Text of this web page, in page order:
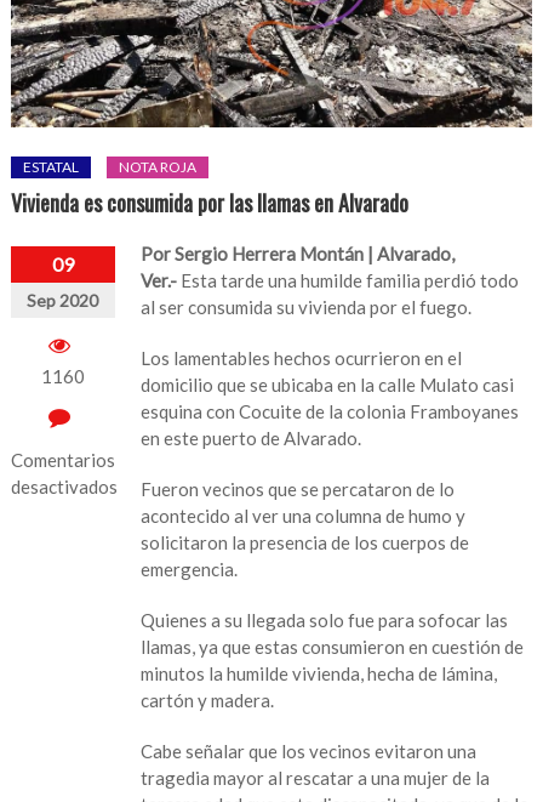
ESTATAL NOTA ROJA
Vivienda es consumida por las llamas en Alvarado
09
Sep 2020
1160
Comentarios
desactivados
Por Sergio Herrera Montán | Alvarado,
Ver.- Esta tarde una humilde familia perdió todo
al ser consumida su vivienda por el fuego.
Los lamentables hechos ocurrieron en el
domicilio que se ubicaba en la calle Mulato casi
esquina con Cocuite de la colonia Framboyanes
en este puerto de Alvarado.
Fueron vecinos que se percataron de lo
acontecido al ver una columna de humo y
solicitaron la presencia de los cuerpos de
emergencia.
Quienes a su llegada solo fue para sofocar las
llamas, ya que estas consumieron en cuestión de
minutos la humilde vivienda, hecha de lámina,
cartón y madera.
Cabe señalar que los vecinos evitaron una
tragedia mayor al rescatar a una mujer de la